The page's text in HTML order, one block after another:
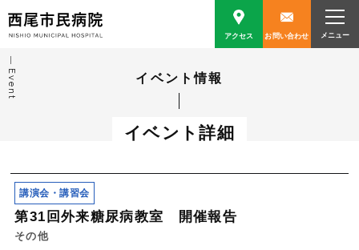
アクセス お問い合わせ
Event イベント情報
イベント詳細
講演会・講習会
第31回外来糖尿病教室 開催報告
その他